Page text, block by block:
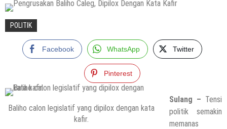
POLITIK
Facebook WhatsApp Twitter
Pinterest
Baliho calon legislatif yang dipilox dengan kata
kafir.
Sulang – Tensi
politik semakin
memanas